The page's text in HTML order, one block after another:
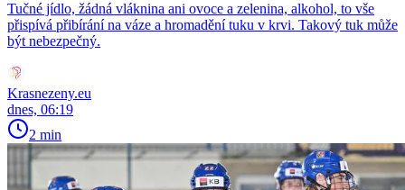
Tučné jídlo, žádná vláknina ani ovoce a zelenina, alkohol, to vše
přispívá přibírání na váze a hromadění tuku v krvi. Takový tuk může
být nebezpečný.
Krasnezeny.eu
dnes, 06:19
2 min